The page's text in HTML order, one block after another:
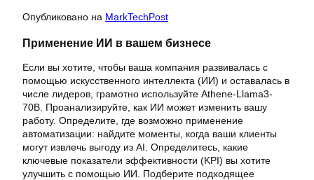
Опубликовано на MarkTechPost
Применение ИИ в вашем бизнесе
Если вы хотите, чтобы ваша компания развивалась с
помощью искусственного интеллекта (ИИ) и оставалась в
числе лидеров, грамотно используйте Athene-Llama3-
70B. Проанализируйте, как ИИ может изменить вашу
работу. Определите, где возможно применение
автоматизации: найдите моменты, когда ваши клиенты
могут извлечь выгоду из AI. Определитесь, какие
ключевые показатели эффективности (KPI) вы хотите
улучшить с помощью ИИ. Подберите подходящее